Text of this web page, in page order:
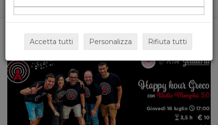
Home News&events
Accetta tutti Personalizza Rifiuta tutti